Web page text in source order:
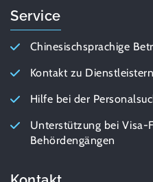
Service
Chinesischsprachige
Kontakt zu Dienstleistern
Hilfe bei der
Unterstützung bei Visa-
Behördengängen